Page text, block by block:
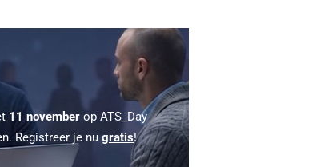
11 novemberop ATS_Day
Registreer je nugratis!